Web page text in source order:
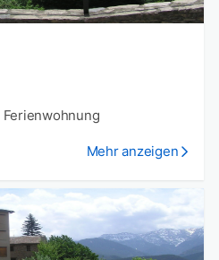
Mehr anzeigen